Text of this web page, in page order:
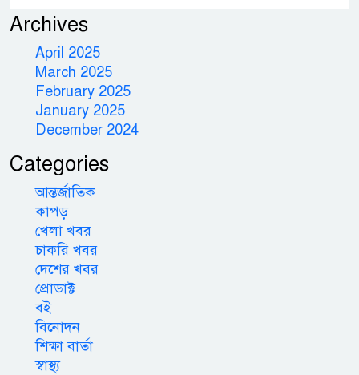
Archives
April 2025
March 2025
February 2025
January 2025
December 2024
Categories
আন্তর্জাতিক
কাপড়
খেলা খবর
চাকরি খবর
দেশের খবর
প্রোডাক্ট
বই
বিনোদন
শিক্ষা বার্তা
স্বাস্থ্য